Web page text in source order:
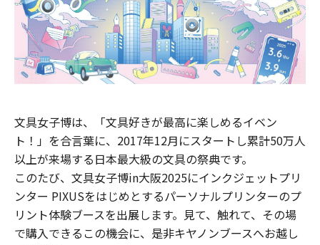
文具女子博は、「文具好きが最高に楽しめるイベン
ト！」を合言葉に、2017年12月にスタートし累計50万人
以上が来場する日本最大級の文具の祭典です。
このたび、文具女子博in大阪2025にインクジェットプリ
ンター PIXUSをはじめとするパーソナルプリンターのプ
リント体験ブースを出展します。見て、触れて、その場
で購入できるこの機会に、是非キヤノンブースへお越し